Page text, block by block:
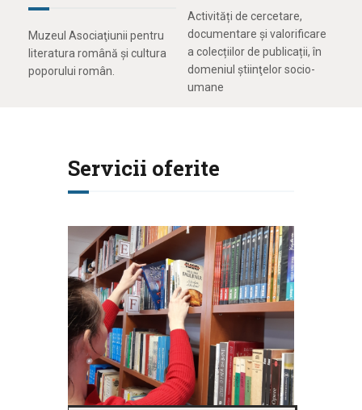
Muzeul Asociaţiunii pentru
literatura română şi cultura
poporului român.
Activități de cercetare,
documentare și valorificare
a colecțiilor de publicații, în
domeniul ştiinţelor socio-
umane
Servicii oferite